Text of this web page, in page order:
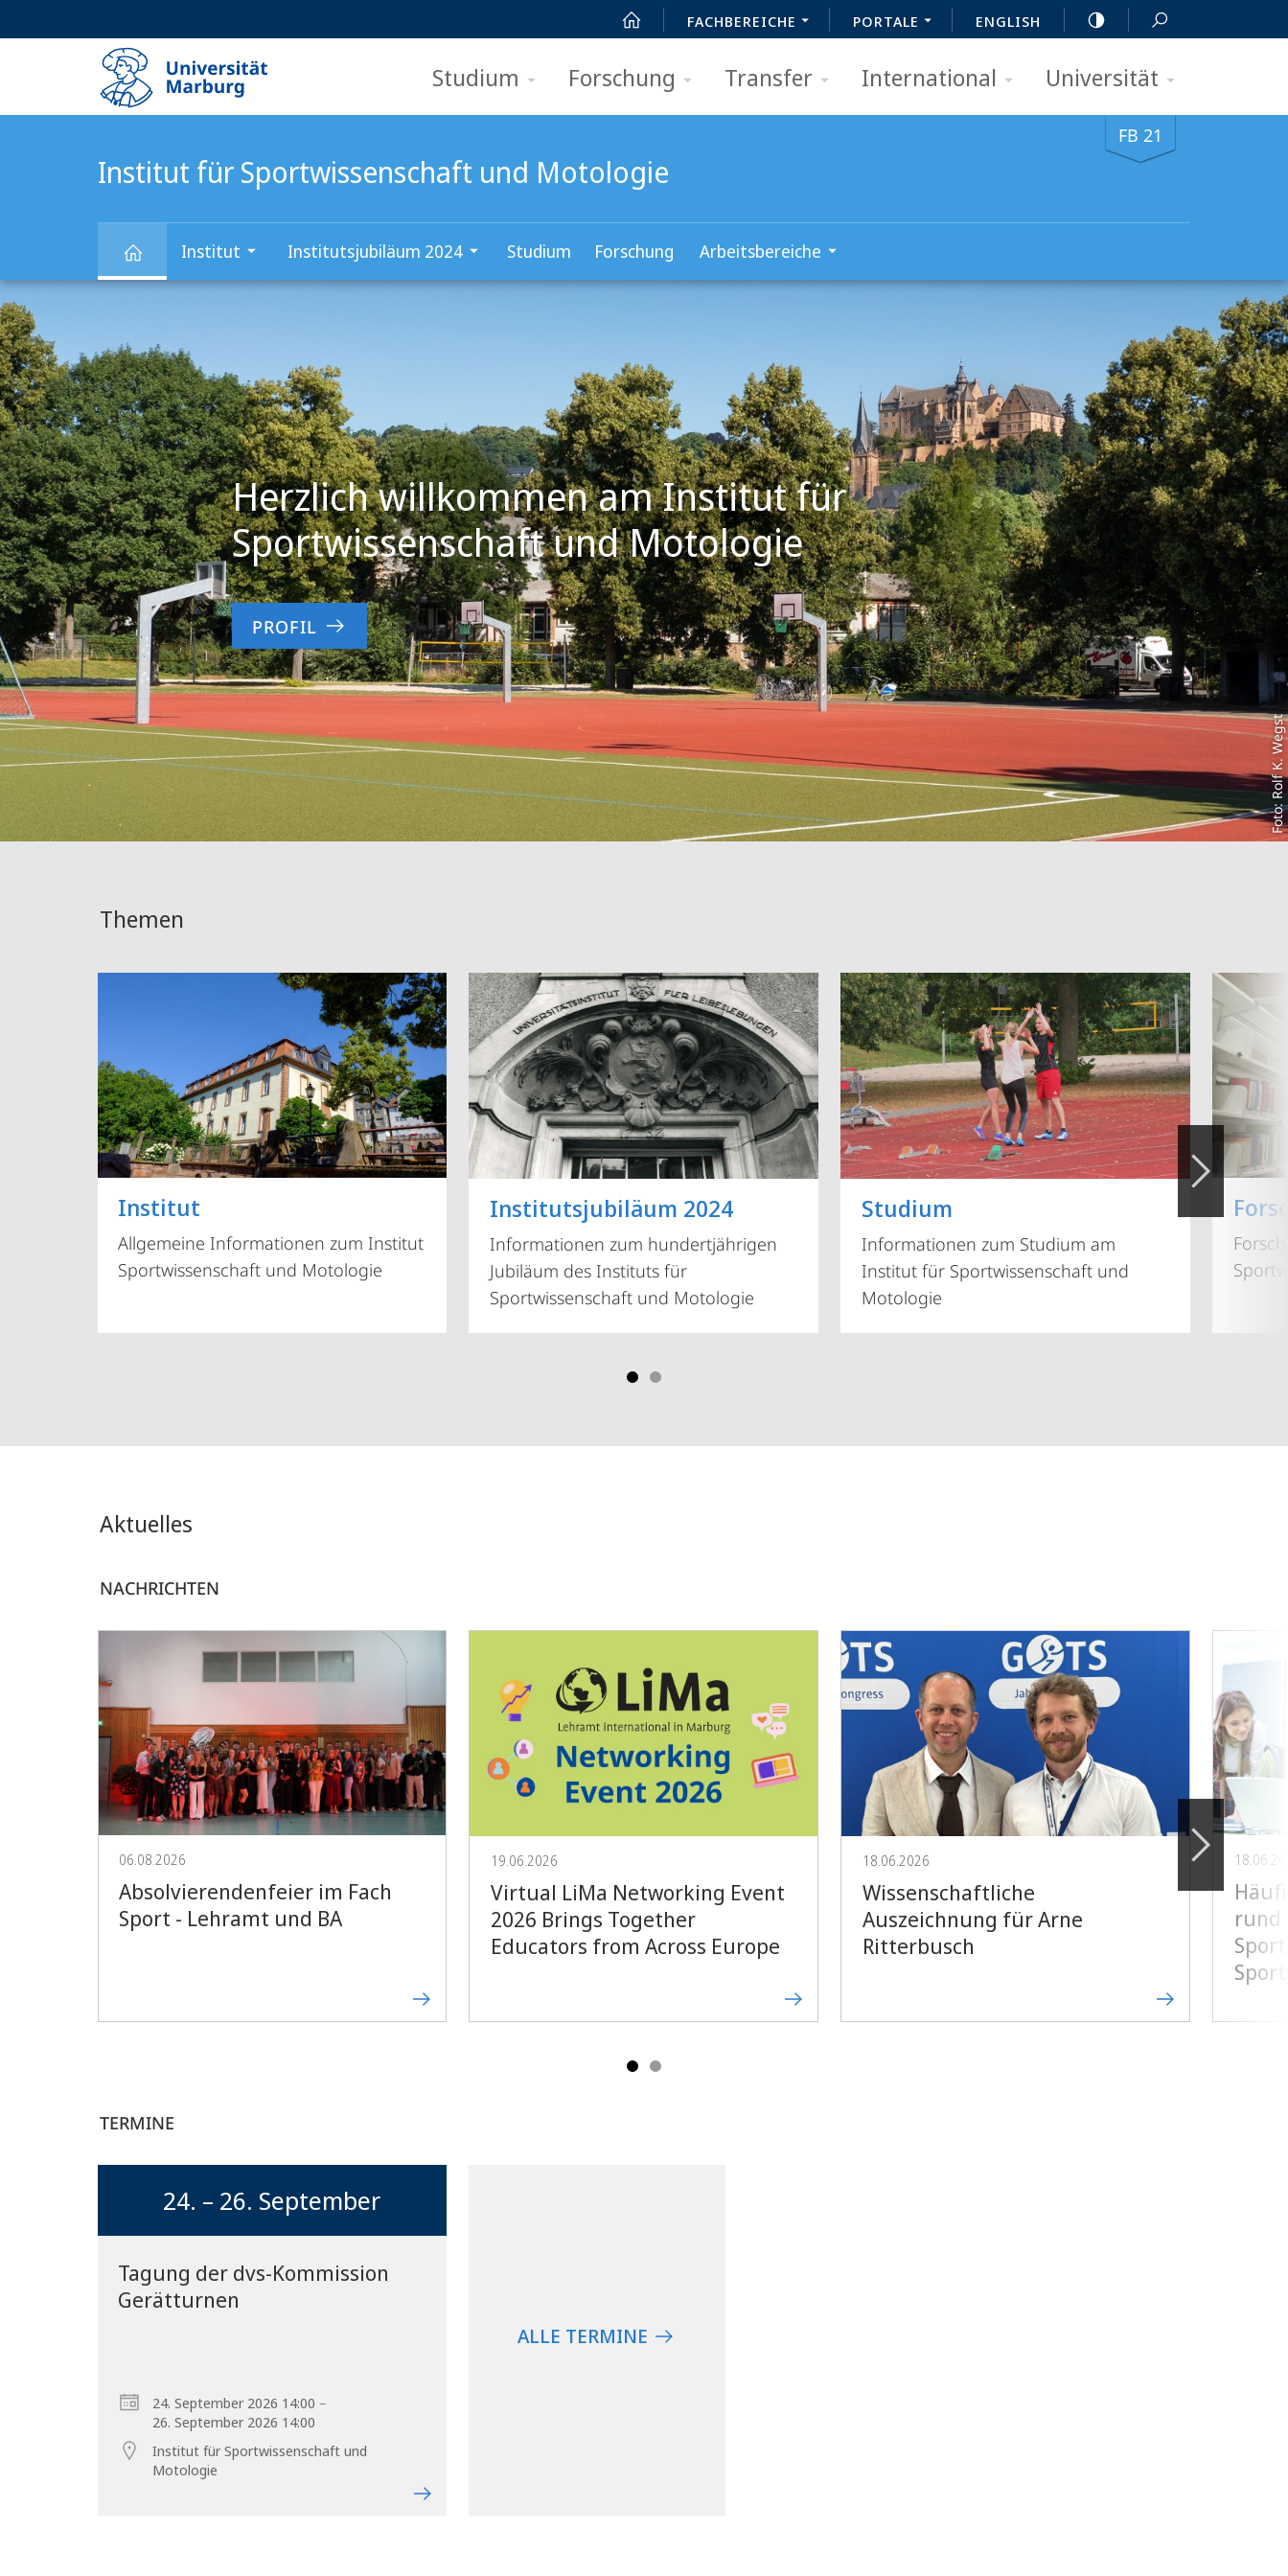
FACHBEREICHE PORTALE ENGLISH
Studium Forschung Transfer International Universität
FB 21
Institut für Sportwissenschaft und Motologie
für
Sportwissenschaft
und
Motologie
Institut Institutsjubiläum 2024 Studium Forschung Arbeitsbereiche
Hauptinhalt
Foto: Rolf K. Wegst
Herzlich willkommen am Institut für
Sportwissenschaft und Motologie
PROFIL
Themen
Institut
Allgemeine Informationen zum Institut
Sportwissenschaft und Motologie
Institutsjubiläum 2024
Informationen zum hundertjährigen
Jubiläum des Instituts für
Sportwissenschaft und Motologie
Studium
Informationen zum Studium am
Institut für Sportwissenschaft und
Motologie
Vorblättern
Aktuelles
NACHRICHTEN
06.08.2026
Absolvierendenfeier im Fach
Sport - Lehramt und BA
19.06.2026
Virtual LiMa Networking Event
2026 Brings Together
Educators from Across Europe
18.06.2026
Wissenschaftliche
Auszeichnung für Arne
Ritterbusch
rund
TERMINE
24. – 26. September
Tagung der dvs-Kommission
Gerätturnen
24. September 2026 14:00 –
26. September 2026 14:00
Institut für Sportwissenschaft und
Motologie
ALLE TERMINE